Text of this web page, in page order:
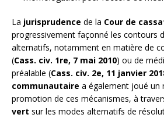
La jurisprudence de la Cour de
progressivement façonné les contours
alternatifs, notamment en matière de
(Cass. civ. 1re, 7 mai 2010) ou de
préalable (Cass. civ. 2e, 11 janvier
communautaire a également joué un
promotion de ces mécanismes, à
vert sur les modes alternatifs de